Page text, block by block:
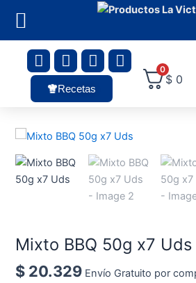
contenido
F
a
e
o
k
I
n
s
t
g
a
m
L
i
n
k
d
i
n
Y
o
b
Recetas
0
$ 0
Mixto BBQ 50g x7 Uds
$ 20.329 Envío Gratuito por
Mixto
BBQ
50g
x7